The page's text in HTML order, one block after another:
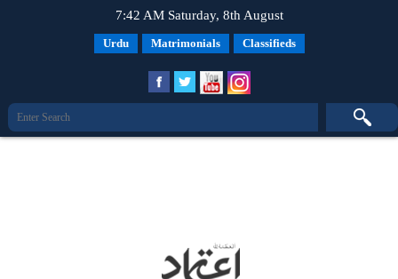
7:42 AM Saturday, 8th August
Urdu Matrimonials Classifieds